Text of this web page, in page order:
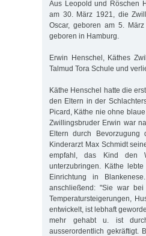
Aus Leopold und Röschen
am 30. März 1921, die
Oscar, geboren am 5.
geboren in Hamburg.
Erwin Henschel, Käthes
Talmud Tora Schule und
Käthe Henschel hatte die
den Eltern in der
Picard, Käthe nie ohne
Zwillingsbruder Erwin war
Eltern durch
Kinderarzt Max Schmidt
empfahl, das Kind den
unterzubringen. Käthe
Einrichtung in
anschließend: "Sie war
Temperatursteigerungen,
entwickelt, ist lebhaft
mehr gehabt u. ist
ausserordentlich gekräftigt.